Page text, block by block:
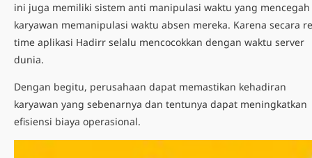
ini juga memiliki sistem anti manipulasi waktu yang mencegah
karyawan memanipulasi waktu absen mereka. Karena secara
time aplikasi Hadirr selalu mencocokkan dengan waktu server
dunia.
Dengan begitu, perusahaan dapat memastikan kehadiran
karyawan yang sebenarnya dan tentunya dapat meningkatkan
efisiensi biaya operasional.